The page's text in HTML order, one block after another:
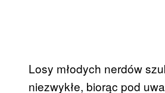
Losy młodych nerdów
niezwykłe, biorąc pod